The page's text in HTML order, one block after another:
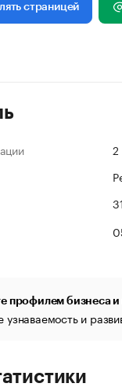
страницей
2
профилем бизнеса
узнаваемость и